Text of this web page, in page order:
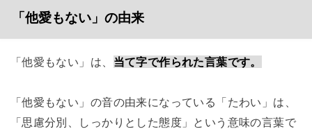
「他愛もない」の由来
「他愛もない」は、 当て字で作られた言葉です。
「他愛もない」の音の由来になっている「たわい」は、
「思慮分別、しっかりとした態度」という意味の言葉で